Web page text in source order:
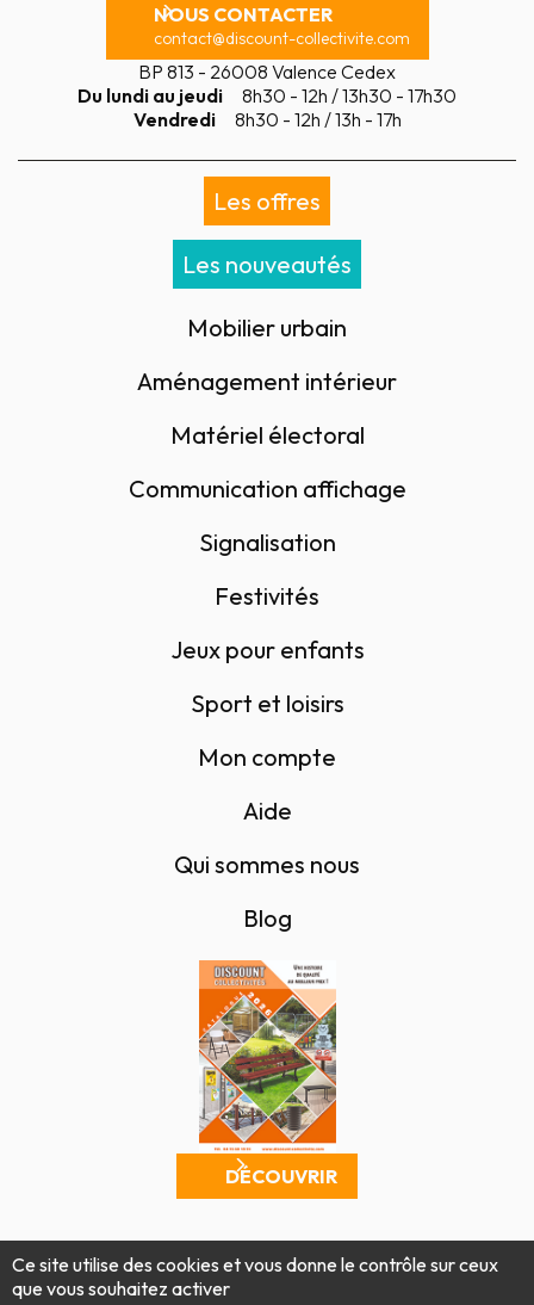
NOUS CONTACTER
contact@discount-collectivite.com
BP 813 - 26008 Valence Cedex
Du lundi au jeudi
8h30 - 12h / 13h30 - 17h30
Vendredi
8h30 - 12h / 13h - 17h
Les offres
Les nouveautés
Mobilier urbain
Aménagement intérieur
Matériel électoral
Communication affichage
Signalisation
Festivités
Jeux pour enfants
Sport et loisirs
Mon compte
Aide
Qui sommes nous
Blog
DÉCOUVRIR
Mentions légalesPolitique de confidentialité
Conditions générales de vente
Ce site utilise des cookies et vous donne le contrôle sur ceux
que vous souhaitez activer